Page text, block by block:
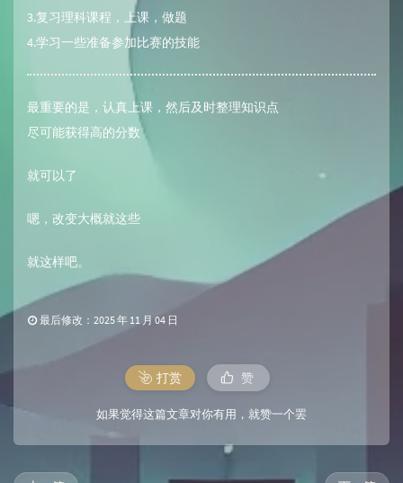
3.复习理科课程，上课，做题
4.学习一些准备参加比赛的技能
最重要的是，认真上课，然后及时整理知识点
尽可能获得高的分数
就可以了
嗯，改变大概就这些
就这样吧。
最后修改：2025 年 11 月 04 日
打赏 赞
如果觉得这篇文章对你有用，就赞一个罢